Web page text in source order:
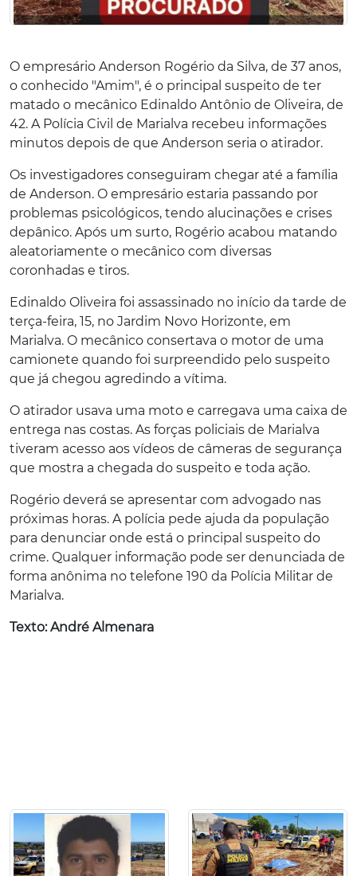
O empresário Anderson Rogério da Silva, de 37 anos,
o conhecido "Amim", é o principal suspeito de ter
matado o mecânico Edinaldo Antônio de Oliveira, de
42. A Polícia Civil de Marialva recebeu informações
minutos depois de que Anderson seria o atirador.
Os investigadores conseguiram chegar até a família
de Anderson. O empresário estaria passando por
problemas psicológicos, tendo alucinações e crises
depânico. Após um surto, Rogério acabou matando
aleatoriamente o mecânico com diversas
coronhadas e tiros.
Edinaldo Oliveira foi assassinado no início da tarde de
terça-feira, 15, no Jardim Novo Horizonte, em
Marialva. O mecânico consertava o motor de uma
camionete quando foi surpreendido pelo suspeito
que já chegou agredindo a vítima.
O atirador usava uma moto e carregava uma caixa de
entrega nas costas. As forças policiais de Marialva
tiveram acesso aos vídeos de câmeras de segurança
que mostra a chegada do suspeito e toda ação.
Rogério deverá se apresentar com advogado nas
próximas horas. A polícia pede ajuda da população
para denunciar onde está o principal suspeito do
crime. Qualquer informação pode ser denunciada de
forma anônima no telefone 190 da Polícia Militar de
Marialva.
Texto: André Almenara